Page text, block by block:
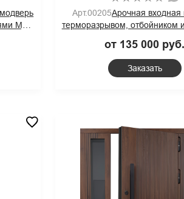
МДФ
Арт.00205Арочная входная
терморазрывом, отбойником
от 135 000 руб.
Заказать